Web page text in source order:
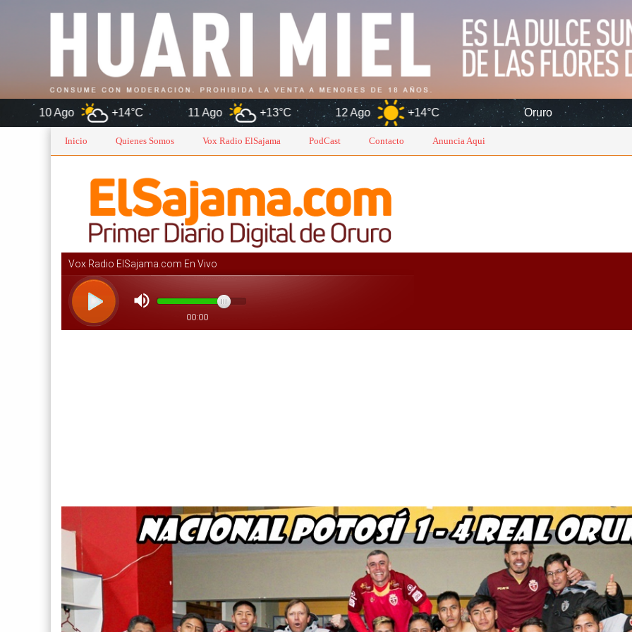
+14°C 11 Ago +13°C 12 Ago +14°C Oruro 6 Ago
Inicio Quienes Somos Vox Radio ElSajama PodCast Contacto Anuncia Aqui